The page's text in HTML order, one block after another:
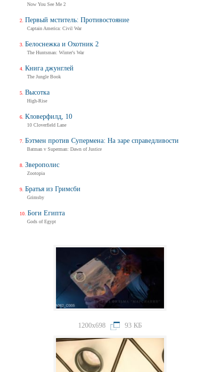
1200x698 93 КБ
Now You See Me 2
Первый мститель: Противостояние
Captain America: Civil War
Белоснежка и Охотник 2
The Huntsman: Winter's War
Книга джунглей
The Jungle Book
Высотка
High-Rise
Кловерфилд, 10
10 Cloverfield Lane
Бэтмен против Супермена: На заре справедливости
Batman v Superman: Dawn of Justice
Зверополис
Zootopia
Братья из Гримсби
Grimsby
Боги Египта
Gods of Egypt